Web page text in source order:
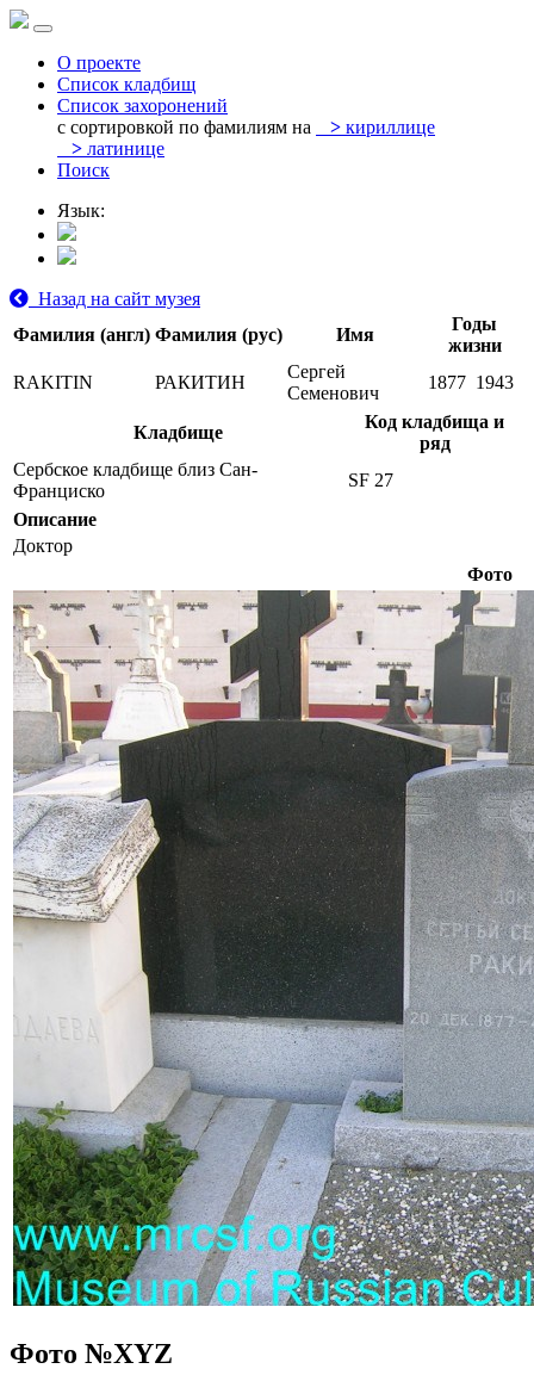
О проекте
Список кладбищ
Список захоронений
с сортировкой по фамилиям на
> кириллице
> латинице
Поиск
Язык:
Назад на сайт музея
Фамилия (англ) Фамилия (рус) Имя
Годы
жизни
RAKITIN
РАКИТИН
Сергей
Семенович
1877 1943
Кладбище
Код кладбища и
ряд
Сербское кладбище близ Сан-
Франциско
SF 27
Описание
Доктор
Фото
Фото №XYZ